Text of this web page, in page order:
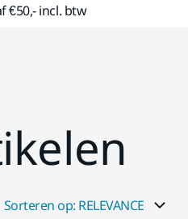
€50,- incl. btw
Sorteren op: RELEVANCE